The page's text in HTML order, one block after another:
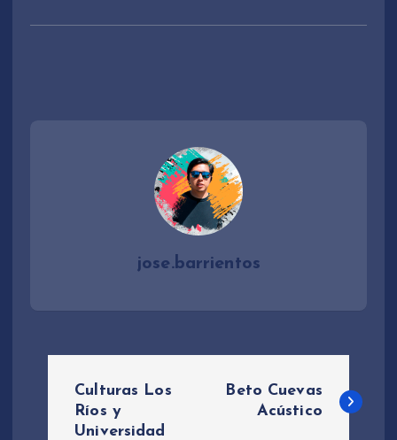
jose.barrientos
Culturas Los
Ríos y
Universidad
Beto Cuevas
Acústico